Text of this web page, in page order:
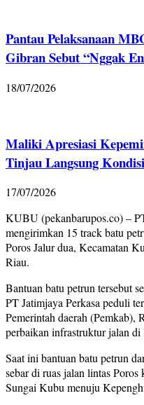
Pantau Pelaksanaan
Gibran Sebut “Nggak
18/07/2026
Maliki Apresiasi
Tinjau Langsung
17/07/2026
KUBU (pekanbarupos.co) –
mengirimkan 15 track batu
Poros Jalur dua, Kecamatan
Riau.
Bantuan batu petrun tersebut
PT Jatimjaya Perkasa peduli
Pemerintah daerah
perbaikan infrastruktur jalan
Saat ini bantuan batu petrun
sebar di ruas jalan lintas
Sungai Kubu menuju